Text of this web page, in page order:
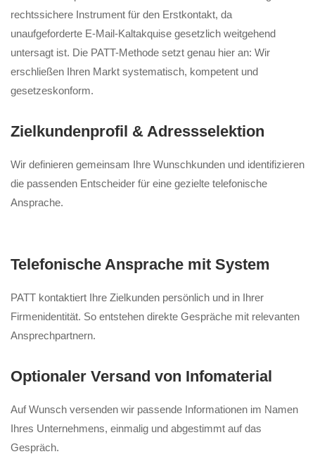
rechtssichere Instrument für den Erstkontakt, da
unaufgeforderte E-Mail-Kaltakquise gesetzlich weitgehend
untersagt ist. Die PATT-Methode setzt genau hier an: Wir
erschließen Ihren Markt systematisch, kompetent und
gesetzeskonform.
Zielkundenprofil & Adressselektion
Wir definieren gemeinsam Ihre Wunschkunden und identifizieren
die passenden Entscheider für eine gezielte telefonische
Ansprache.
Telefonische Ansprache mit System
PATT kontaktiert Ihre Zielkunden persönlich und in Ihrer
Firmenidentität. So entstehen direkte Gespräche mit relevanten
Ansprechpartnern.
Optionaler Versand von Infomaterial
Auf Wunsch versenden wir passende Informationen im Namen
Ihres Unternehmens, einmalig und abgestimmt auf das
Gespräch.